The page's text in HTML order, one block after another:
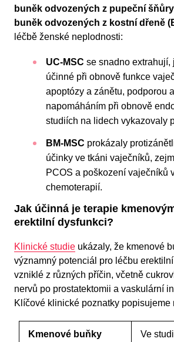
buněk odvozených z pupeční šňůry
buněk odvozených z kostní dřeně
léčbě ženské neplodnosti:
UC-MSC se snadno extrahují,
účinné při obnově funkce
apoptózy a zánětu, podporou
napomáháním při obnově
studiích na lidech vykazovaly
BM-MSC prokázaly
účinky ve tkáni vaječníků,
PCOS a poškození vaječníků
chemoterapií.
Jak účinná je terapie
erektilní dysfunkci?
Klinické studie ukázaly, že kmenové
významný potenciál pro léčbu
vzniklé z různých příčin, včetně
nervů po prostatektomii a vaskulární
Klíčové klinické poznatky popisujeme
Kmenové buňky
Ve